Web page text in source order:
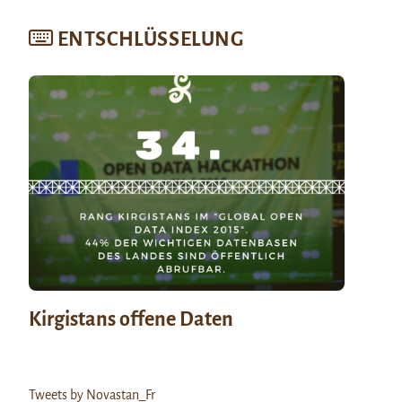
ENTSCHLÜSSELUNG
Kirgistans offene Daten
Tweets by Novastan_Fr